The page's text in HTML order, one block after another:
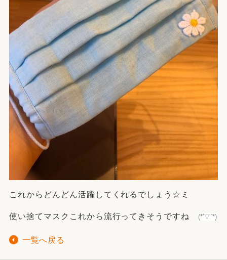
これからどんどん活躍してくれるでしょう☆ミ
使い捨てマスクこれから流行ってきそうですね (*′▽`*)
一覧へ戻る